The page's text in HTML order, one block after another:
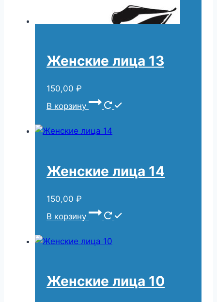
Женские лица 13
150,00 ₽
В корзину
Женские лица 14
150,00 ₽
В корзину
Женские лица 10